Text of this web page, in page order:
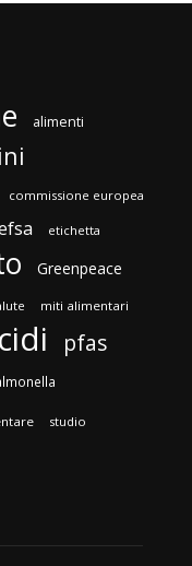
alimenti
commissione europea
etichetta
Greenpeace
miti alimentari
pfas
studio